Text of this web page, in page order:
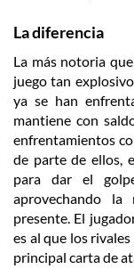
La diferencia
La más notoria
juego tan
ya se han
mantiene con
enfrentamientos
de parte de ellos,
para dar el
aprovechando
presente. El
es al que los
principal carta de